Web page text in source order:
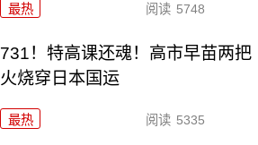
最热 阅读 5748
731！特高课还魂！高市早苗两把
火烧穿日本国运
最热 阅读 5335